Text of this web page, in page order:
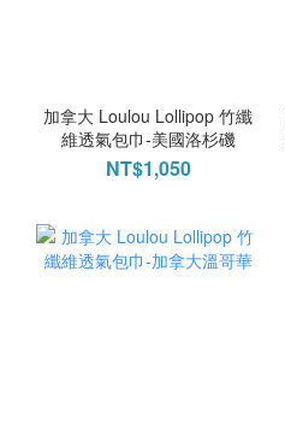
加拿大 Loulou Lollipop 竹纖
維透氣包巾-美國洛杉磯
NT$1,050